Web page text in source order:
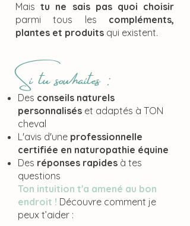
Maistu ne sais pas quoi choisir
parmi tous les compléments,
plantes et produits qui existent.
Si tu souhaites :
Des conseils naturels
personnalisés et adaptés à TON
cheval
L'avis d'une professionnelle
certifiée en naturopathie équine
Des réponses rapides à tes
questions
Ton intuition t'a amené au bon
endroit ! Découvre comment je
peux t’aider :